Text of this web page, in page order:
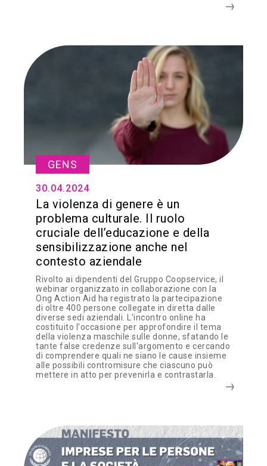
GENS
30.04.2024
La violenza di genere è un
problema culturale. Il ruolo
cruciale dell’educazione e della
sensibilizzazione anche nel
contesto aziendale
Rivolto ai dipendenti del Gruppo Coopservice, il
webinar organizzato in collaborazione con la
Ong Action Aid ha registrato la partecipazione
di oltre 400 persone collegate in diretta dalle
diverse sedi aziendali. L'incontro online ha
costituito l'occasione per approfondire il tema
della violenza maschile sulle donne, sfatando le
tante false credenze sull'argomento e cercando
di comprendere quali ne siano le cause insieme
alle possibili contromisure che ciascuno può
mettere in atto per prevenirla e contrastarla.